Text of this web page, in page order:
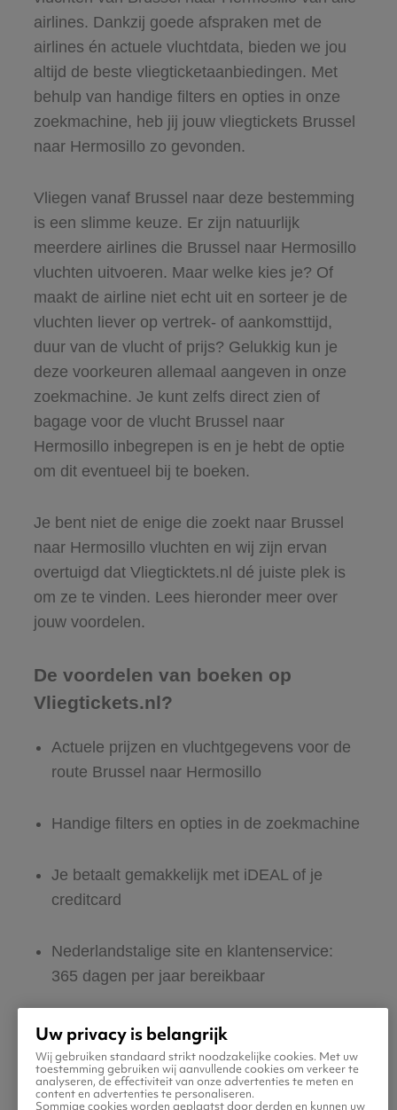
airlines. Dankzij goede afspraken met de
airlines én actuele vluchtdata, bieden we jou
altijd de beste vliegticketaanbiedingen. Met
behulp van handige filters en opties in onze
zoekmachine, heb jij jouw vliegtickets Brussel
naar Hermosillo zo gevonden.
Vliegen vanaf Brussel naar deze bestemming
is een slimme keuze. Er zijn natuurlijk
meerdere airlines die Brussel naar Hermosillo
vluchten uitvoeren. Maar welke kies je? Of
maakt de airline niet echt uit en sorteer je de
vluchten liever op vertrek- of aankomsttijd,
duur van de vlucht of prijs? Gelukkig kun je
deze voorkeuren allemaal aangeven in onze
zoekmachine. Je kunt zelfs direct zien of
bagage voor de vlucht Brussel naar
Hermosillo inbegrepen is en je hebt de optie
om dit eventueel bij te boeken.
Je bent niet de enige die zoekt naar Brussel
naar Hermosillo vluchten en wij zijn ervan
overtuigd dat Vliegticktets.nl dé juiste plek is
om ze te vinden. Lees hieronder meer over
jouw voordelen.
De voordelen van boeken op
Vliegtickets.nl?
Actuele prijzen en vluchtgegevens voor de
route Brussel naar Hermosillo
Handige filters en opties in de zoekmachine
Je betaalt gemakkelijk met iDEAL of je
creditcard
Nederlandstalige site en klantenservice:
365 dagen per jaar bereikbaar
Zeker van veilig boeken en betalen
Boek ook direct een hotel of huurauto voor
in Hermosillo
Uw privacy is belangrijk
Wij gebruiken standaard strikt noodzakelijke cookies. Met uw
toestemming gebruiken wij aanvullende cookies om verkeer te
analyseren, de effectiviteit van onze advertenties te meten en
content en advertenties te personaliseren.
Sommige cookies worden geplaatst door derden en kunnen uw